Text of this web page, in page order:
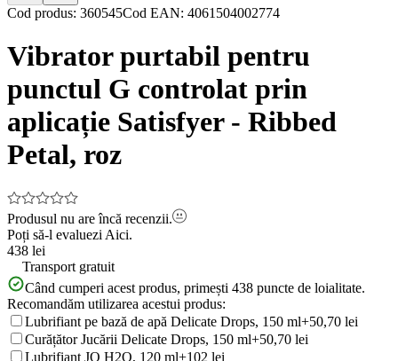
Item
of
5
Cod produs: 360545Cod EAN: 4061504002774
Vibrator purtabil pentru
punctul G controlat prin
aplicație Satisfyer - Ribbed
Petal, roz
Produsul nu are încă recenzii.
Poți să-l evaluezi Aici.
438 lei
Transport gratuit
Când cumperi acest produs, primești 438 puncte de loialitate.
Recomandăm utilizarea acestui produs:
Lubrifiant pe bază de apă Delicate Drops, 150 ml+50,70 lei
Curățător Jucării Delicate Drops, 150 ml+50,70 lei
Lubrifiant JO H2O, 120 ml+102 lei